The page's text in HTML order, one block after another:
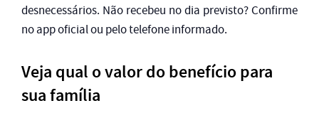
desnecessários. Não recebeu no dia previsto? Confirme
no app oficial ou pelo telefone informado.
Veja qual o valor do benefício para
sua família